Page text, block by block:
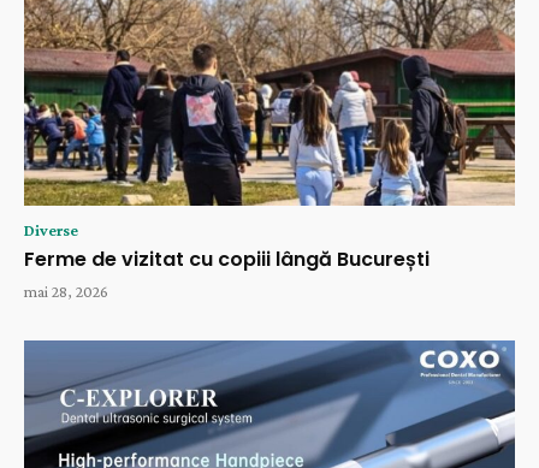
Diverse
Ferme de vizitat cu copiii lângă București
mai 28, 2026